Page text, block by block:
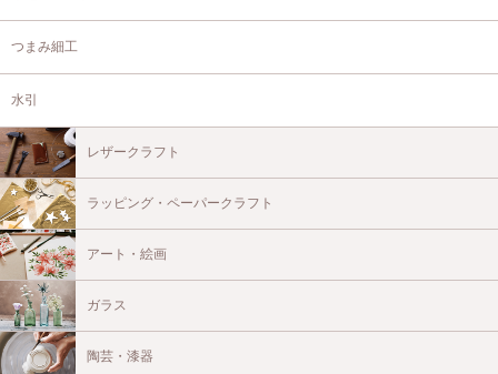
つまみ細工
水引
レザークラフト
ラッピング・ペーパークラフト
アート・絵画
ガラス
陶芸・漆器